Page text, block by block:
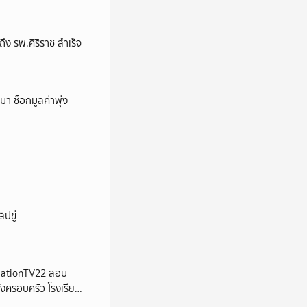
รพ.ศิริราช สำเร็จ
มา ช็อกมูลค่าพุ่ง
ปขู่
สอบ
รอบครัว โรงเรียน